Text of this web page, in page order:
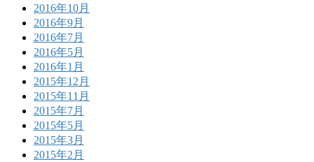
2016年10月
2016年9月
2016年7月
2016年5月
2016年1月
2015年12月
2015年11月
2015年7月
2015年5月
2015年3月
2015年2月